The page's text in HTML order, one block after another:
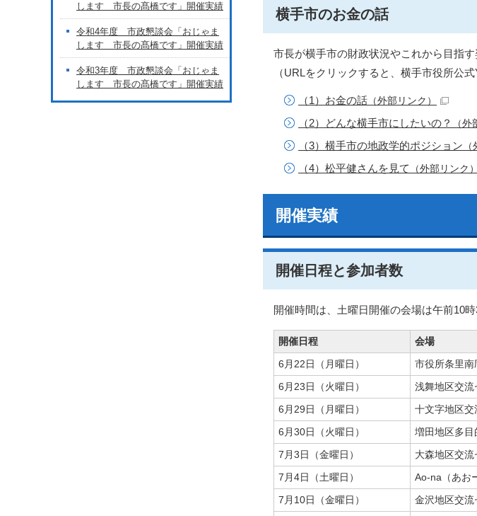
横手市のお金の話
市長が横手市の財政状況やこれから目指
（URLをクリックすると、横手市役所公
（1）お金の話 （外部リンク）
（2）どんな横手市にしたいの？ （外
（3）横手市の地政学的ポジション
（4）松平健さんを見て （外部リンク）
開催実績
開催日程と参加者数
開催時間は、土曜日開催の会場は午前10
開催日程 会場
6月22日（月曜日）
市役所条里
6月23日（火曜日）
浅舞地区交
6月29日（月曜日）
十文字地区
6月30日（火曜日）
増田地区多目
7月3日（金曜日）
大森地区交
7月4日（土曜日）
Ao-na（あお
7月10日（金曜日）
金沢地区交流
します 市長の髙橋です」開催実績
令和4年度 市政懇談会「おじゃま
します 市長の髙橋です」開催実績
令和3年度 市政懇談会「おじゃま
します 市長の髙橋です」開催実績